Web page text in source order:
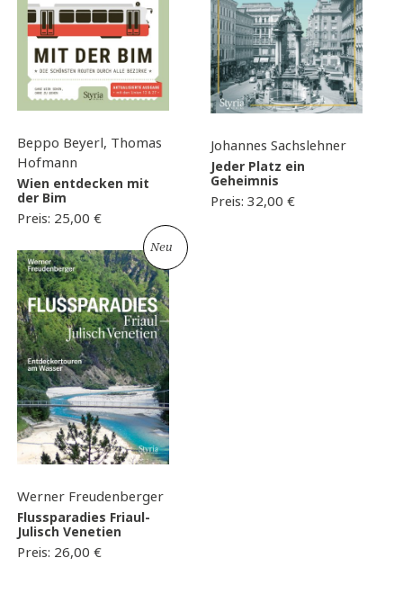
Beppo Beyerl, Thomas
Hofmann
Wien entdecken mit
der Bim
Preis: 25,00 €
Johannes Sachslehner
Jeder Platz ein
Geheimnis
Preis: 32,00 €
Neu
Werner Freudenberger
Flussparadies Friaul-
Julisch Venetien
Preis: 26,00 €